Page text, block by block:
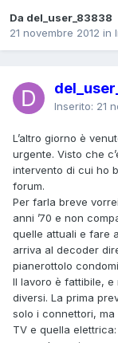
Da del_user_83838
21 novembre 2012 in
Inserito: 21
L’altro giorno è
urgente. Visto che
intervento di cui ho
forum.
Per farla breve
anni ’70 e non
quelle attuali e fare
arriva al decoder
pianerottolo
Il lavoro è fattibile,
diversi. La prima
solo i connettori,
TV e quella